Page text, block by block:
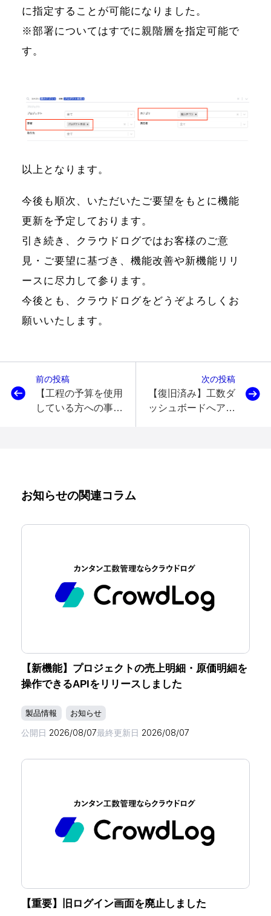
に指定することが可能になりました。
※部署についてはすでに親階層を指定可能で
す。
以上となります。
今後も順次、いただいたご要望をもとに機能
更新を予定しております。
引き続き、クラウドログではお客様のご意
見・ご要望に基づき、機能改善や新機能リリ
ースに尽力して参ります。
今後とも、クラウドログをどうぞよろしくお
願いいたします。
前の投稿
【工程の予算を使用
している方への事前
次の投稿
【復旧済み】工数ダ
ッシュボードへアク
お知らせの関連コラム
【新機能】プロジェクトの売上明細・原価明細を
操作できるAPIをリリースしました
製品情報 お知らせ
公開日 2026/08/07最終更新日 2026/08/07
【重要】旧ログイン画面を廃止しました